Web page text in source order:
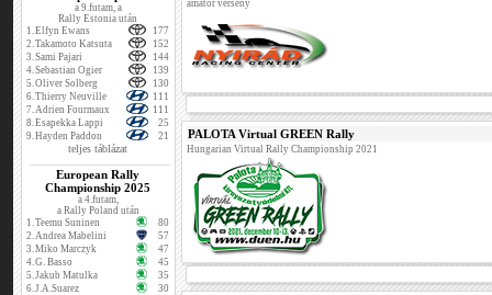
a 9.futam, a
Rally Estonia után
1.Elfyn Ewans
177
2.Takamoto Katsuta
152
3.Sami Pajari
144
4.Sebastian Ogier
139
5.Oliver Solberg
130
6.Thierry Neuville
111
7.Adrien Fourmaux
111
8.Esapekka Lappi
25
9.Hayden Paddon 21
teljes táblázat
European Rally
Championship 2025
a 4.futam,
a Rally Poland után
1.Teemu Suninen
80
2.Andrea Mabelini
57
3.Miko Marczyk
47
4.G. Basso
45
5.Jakub Matulka
35
6.J.A.Suarez
30
amatőr verseny
PALOTA Virtual GREEN Rally
Hungarian Virtual Rally Championship 2021